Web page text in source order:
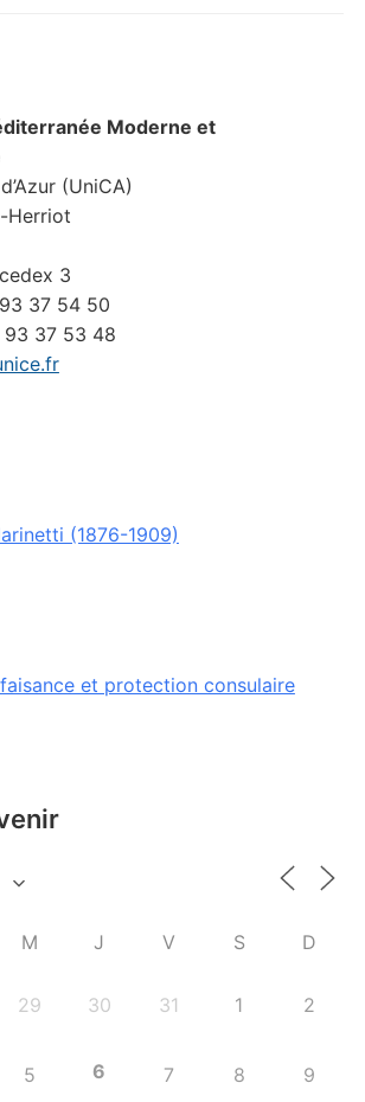
Moderne et
(UniCA)
Herriot
3
37 54 50
37 53 48
(1876-1909)
et protection consulaire
M J V S D
29 30 31 1 2
5 6 7 8 9